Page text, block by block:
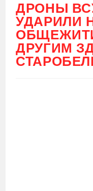
ДРОНЫ
УДАРИЛИ
ДРУГИМ